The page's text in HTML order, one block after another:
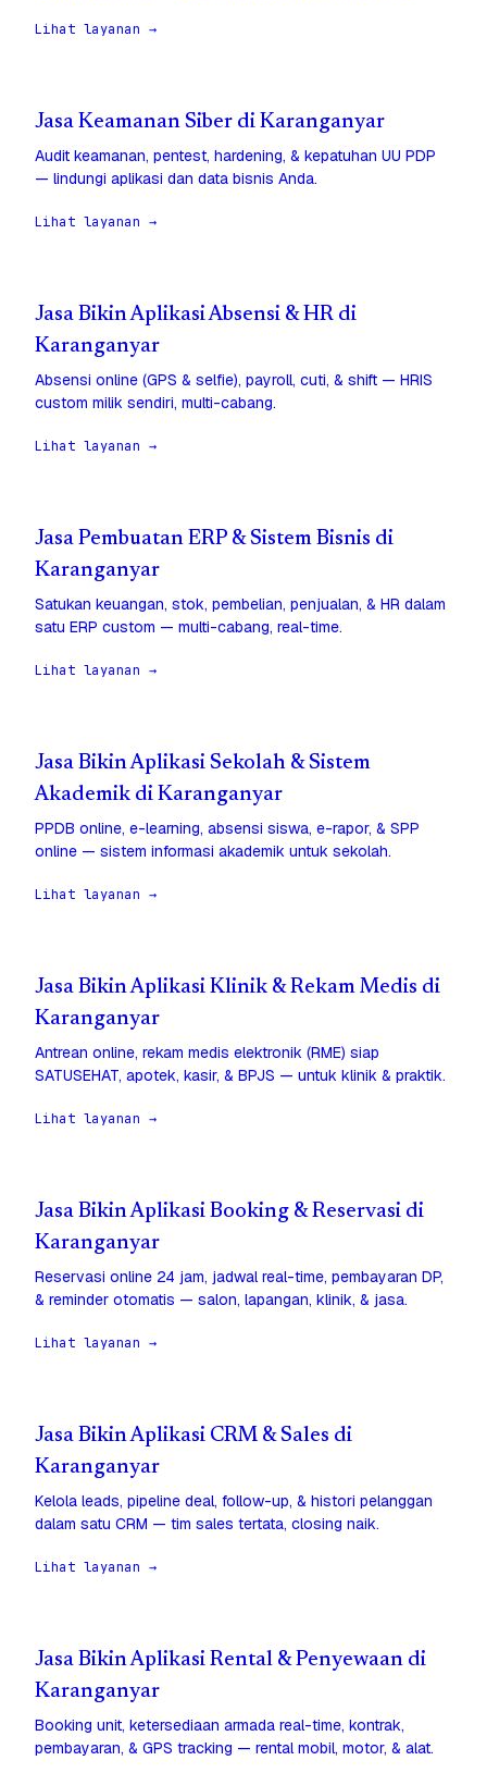
Lihat layanan →
Jasa Keamanan Siber di Karanganyar
Audit keamanan, pentest, hardening, & kepatuhan UU PDP
— lindungi aplikasi dan data bisnis Anda.
Lihat layanan →
Jasa Bikin Aplikasi Absensi & HR di
Karanganyar
Absensi online (GPS & selfie), payroll, cuti, & shift — HRIS
custom milik sendiri, multi-cabang.
Lihat layanan →
Jasa Pembuatan ERP & Sistem Bisnis di
Karanganyar
Satukan keuangan, stok, pembelian, penjualan, & HR dalam
satu ERP custom — multi-cabang, real-time.
Lihat layanan →
Jasa Bikin Aplikasi Sekolah & Sistem
Akademik di Karanganyar
PPDB online, e-learning, absensi siswa, e-rapor, & SPP
online — sistem informasi akademik untuk sekolah.
Lihat layanan →
Jasa Bikin Aplikasi Klinik & Rekam Medis di
Karanganyar
Antrean online, rekam medis elektronik (RME) siap
SATUSEHAT, apotek, kasir, & BPJS — untuk klinik & praktik.
Lihat layanan →
Jasa Bikin Aplikasi Booking & Reservasi di
Karanganyar
Reservasi online 24 jam, jadwal real-time, pembayaran DP,
& reminder otomatis — salon, lapangan, klinik, & jasa.
Lihat layanan →
Jasa Bikin Aplikasi CRM & Sales di
Karanganyar
Kelola leads, pipeline deal, follow-up, & histori pelanggan
dalam satu CRM — tim sales tertata, closing naik.
Lihat layanan →
Jasa Bikin Aplikasi Rental & Penyewaan di
Karanganyar
Booking unit, ketersediaan armada real-time, kontrak,
pembayaran, & GPS tracking — rental mobil, motor, & alat.